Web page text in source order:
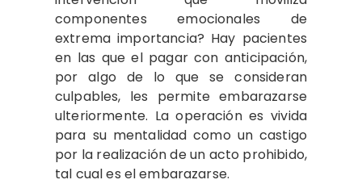
componentes emocionales de
extrema importancia? Hay pacientes
en las que el pagar con anticipación,
por algo de lo que se consideran
culpables, les permite embarazarse
ulteriormente. La operación es vivida
para su mentalidad como un castigo
por la realización de un acto prohibido,
tal cual es el embarazarse.